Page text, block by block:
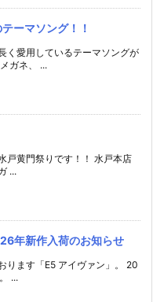
ーマソング！！
く愛用しているテーマソングが
ガネ、 ...
戸黄門祭りです！！ 水戸本店
...
年新作入荷のお知らせ
ります「E5 アイヴァン」。 20
...